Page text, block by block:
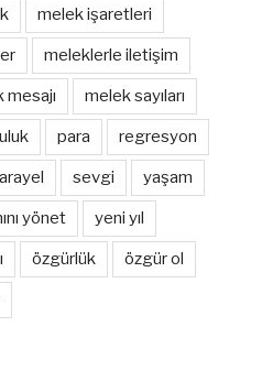
melek işaretleri
meleklerle iletişim
mesajı melek sayıları
para regresyon
sevgi yaşam
yönet yeni yıl
özgürlük özgür ol